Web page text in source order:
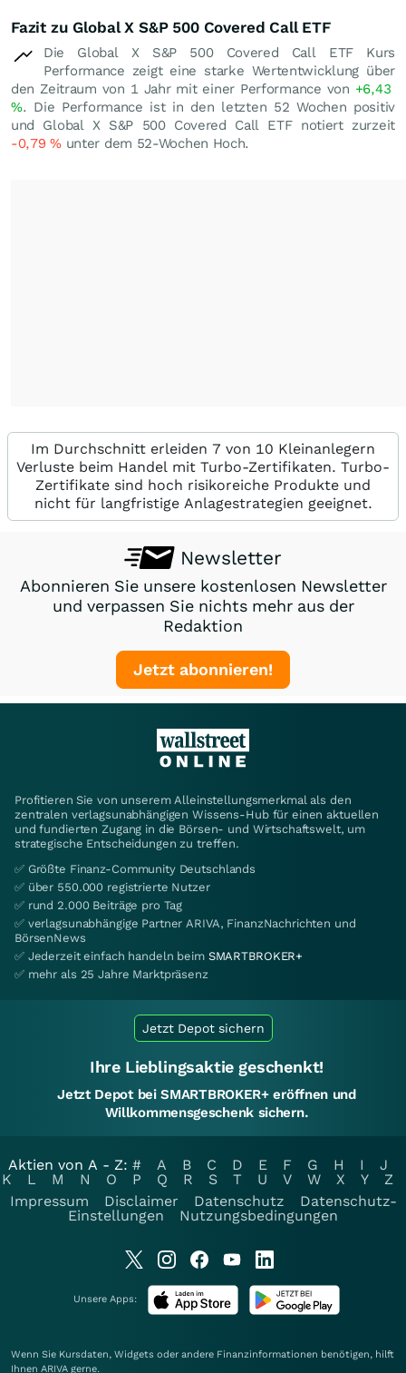
Fazit zu Global X S&P 500 Covered Call ETF
Die Global X S&P 500 Covered Call ETF Kurs
Performance zeigt eine starke Wertentwicklung über
den Zeitraum von 1 Jahr mit einer Performance von +6,43
%. Die Performance ist in den letzten 52 Wochen positiv
und Global X S&P 500 Covered Call ETF notiert zurzeit
-0,79%unter dem 52-Wochen Hoch.
Im Durchschnitt erleiden 7 von 10 Kleinanlegern
Verluste beim Handel mit Turbo-Zertifikaten. Turbo-
Zertifikate sind hoch risikoreiche Produkte und
nicht für langfristige Anlagestrategien geeignet.
Newsletter
Abonnieren Sie unsere kostenlosen Newsletter
und verpassen Sie nichts mehr aus der
Redaktion
Jetzt abonnieren!
Profitieren Sie von unserem Alleinstellungsmerkmal als den
zentralen verlagsunabhängigen Wissens-Hub für einen aktuellen
und fundierten Zugang in die Börsen- und Wirtschaftswelt, um
strategische Entscheidungen zu treffen.
✅ Größte Finanz-Community Deutschlands
✅ über 550.000 registrierte Nutzer
✅ rund 2.000 Beiträge pro Tag
✅ verlagsunabhängige Partner ARIVA, FinanzNachrichten und
BörsenNews
✅ Jederzeit einfach handeln beim SMARTBROKER+
✅ mehr als 25 Jahre Marktpräsenz
Jetzt Depot sichern
Ihre Lieblingsaktie geschenkt!
Jetzt Depot bei SMARTBROKER+ eröffnen und
Willkommensgeschenk sichern.
Aktien von A - Z: # A B C D E F G H I
J
K
L M N O P Q R S T U V W X Y
Z
Impressum
Disclaimer Datenschutz
Datenschutz-
Einstellungen
Nutzungsbedingungen
Unsere Apps:
Wenn Sie Kursdaten, Widgets oder andere Finanzinformationen benötigen, hilft
Ihnen ARIVA gerne.